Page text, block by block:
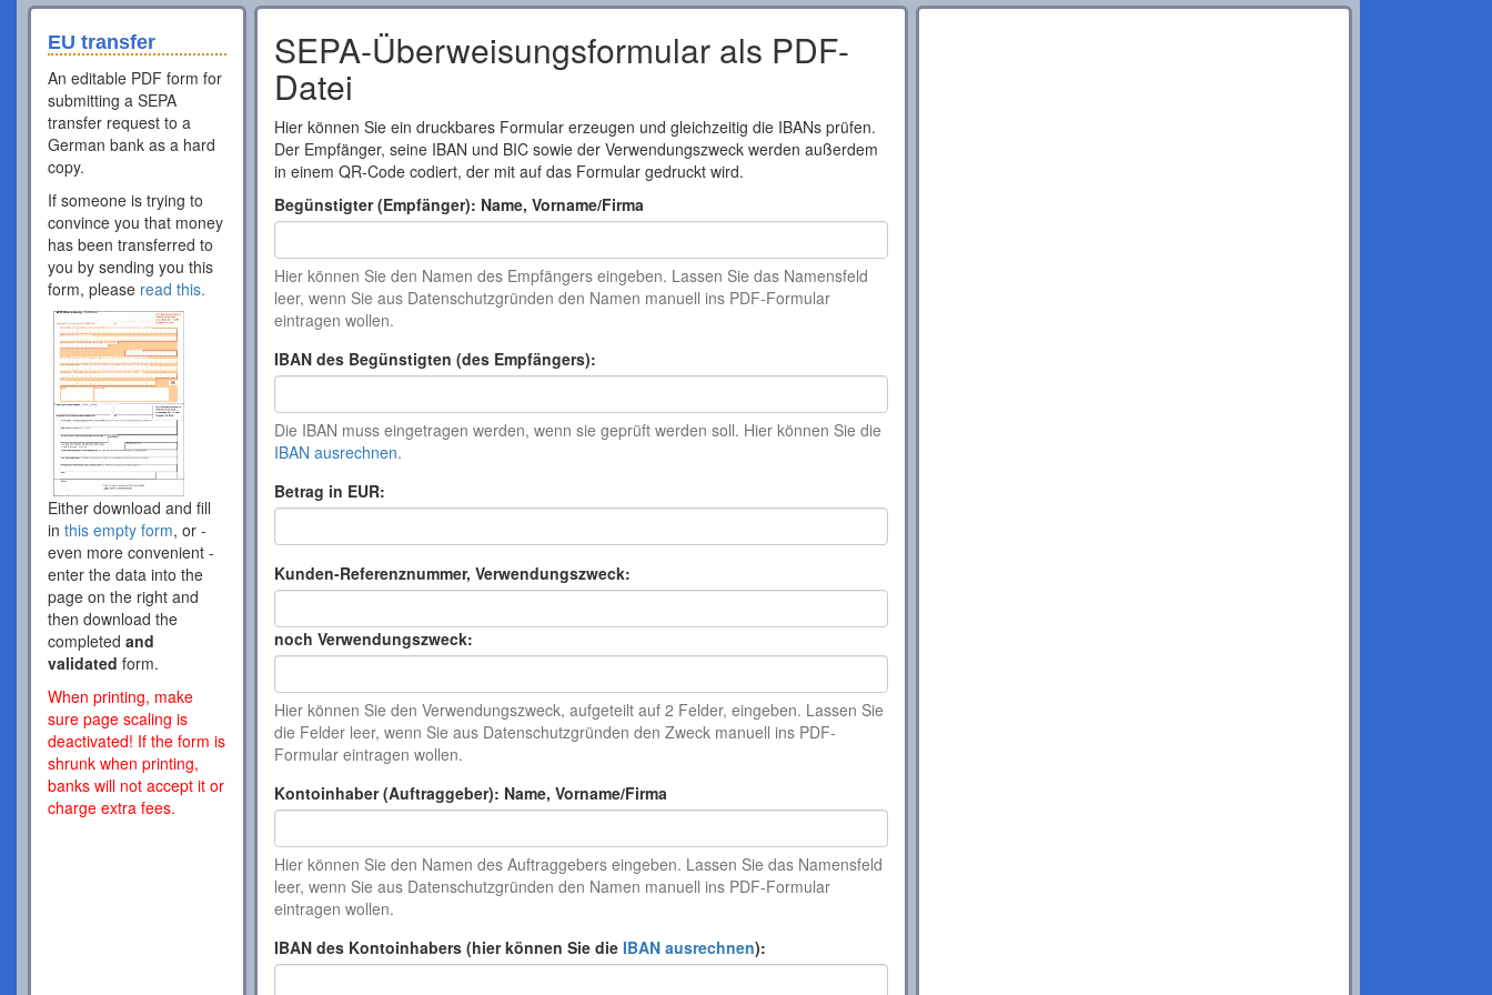
EU transfer
An editable PDF form for
submitting a SEPA
transfer request to a
German bank as a hard
copy.
If someone is trying to
convince you that money
has been transferred to
you by sending you this
form, please read this.
Either download and fill
in this empty form, or -
even more convenient -
enter the data into the
page on the right and
then download the
completed and
validated form.
When printing, make
sure page scaling is
deactivated! If the form is
shrunk when printing,
banks will not accept it or
charge extra fees.
SEPA-Überweisungsformular als PDF-
Datei
Hier können Sie ein druckbares Formular erzeugen und gleichzeitig die IBANs prüfen.
Der Empfänger, seine IBAN und BIC sowie der Verwendungszweck werden außerdem
in einem QR-Code codiert, der mit auf das Formular gedruckt wird.
Begünstigter (Empfänger): Name, Vorname/Firma
Hier können Sie den Namen des Empfängers eingeben. Lassen Sie das Namensfeld
leer, wenn Sie aus Datenschutzgründen den Namen manuell ins PDF-Formular
eintragen wollen.
IBAN des Begünstigten (des Empfängers):
Die IBAN muss eingetragen werden, wenn sie geprüft werden soll. Hier können Sie die
IBAN ausrechnen.
Betrag in EUR:
Kunden-Referenznummer, Verwendungszweck:
noch Verwendungszweck:
Hier können Sie den Verwendungszweck, aufgeteilt auf 2 Felder, eingeben. Lassen Sie
die Felder leer, wenn Sie aus Datenschutzgründen den Zweck manuell ins PDF-
Formular eintragen wollen.
Kontoinhaber (Auftraggeber): Name, Vorname/Firma
Hier können Sie den Namen des Auftraggebers eingeben. Lassen Sie das Namensfeld
leer, wenn Sie aus Datenschutzgründen den Namen manuell ins PDF-Formular
eintragen wollen.
IBAN des Kontoinhabers (hier können Sie die IBAN ausrechnen):